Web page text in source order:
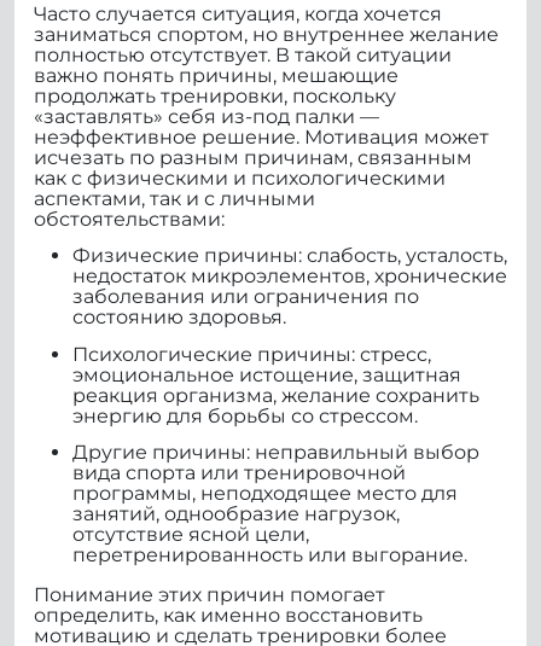
Часто случается ситуация, когда хочется
заниматься спортом, но внутреннее желание
полностью отсутствует. В такой ситуации
важно понять причины, мешающие
продолжать тренировки, поскольку
«заставлять» себя из-под палки —
неэффективное решение. Мотивация может
исчезать по разным причинам, связанным
как с физическими и психологическими
аспектами, так и с личными
обстоятельствами:
Физические причины: слабость, усталость,
недостаток микроэлементов, хронические
заболевания или ограничения по
состоянию здоровья.
Психологические причины: стресс,
эмоциональное истощение, защитная
реакция организма, желание сохранить
энергию для борьбы со стрессом.
Другие причины: неправильный выбор
вида спорта или тренировочной
программы, неподходящее место для
занятий, однообразие нагрузок,
отсутствие ясной цели,
перетренированность или выгорание.
Понимание этих причин помогает
определить, как именно восстановить
мотивацию и сделать тренировки более